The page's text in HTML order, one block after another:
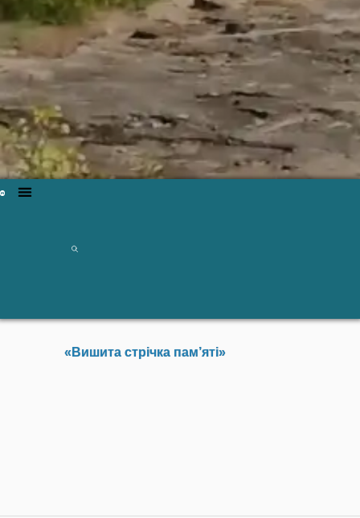
«Вишита стрічка пам’яті»